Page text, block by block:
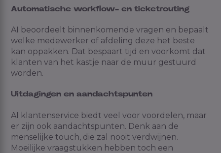
Automatische workflow- en ticketrouting
AI beoordeelt binnenkomende vragen en bepaalt
welke medewerker of afdeling deze het beste
kan oppakken. Dat bespaart tijd en voorkomt dat
klanten van het kastje naar de muur gestuurd
worden.
Uitdagingen en aandachtspunten
AI klantenservice biedt veel voor voordelen, maar
er zijn ook aandachtspunten. Denk aan de
menselijke touch, die zal nooit verdwijnen.
Moeilijke vraagstukken hebben toch een